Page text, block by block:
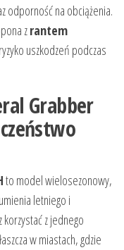
odporność na obciążenia.
zrantem
uszkodzeń podczas
Grabber
to model wielosezonowy,
letniego i
z jednego
w miastach, gdzie